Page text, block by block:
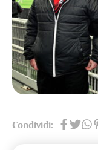
Condividi: